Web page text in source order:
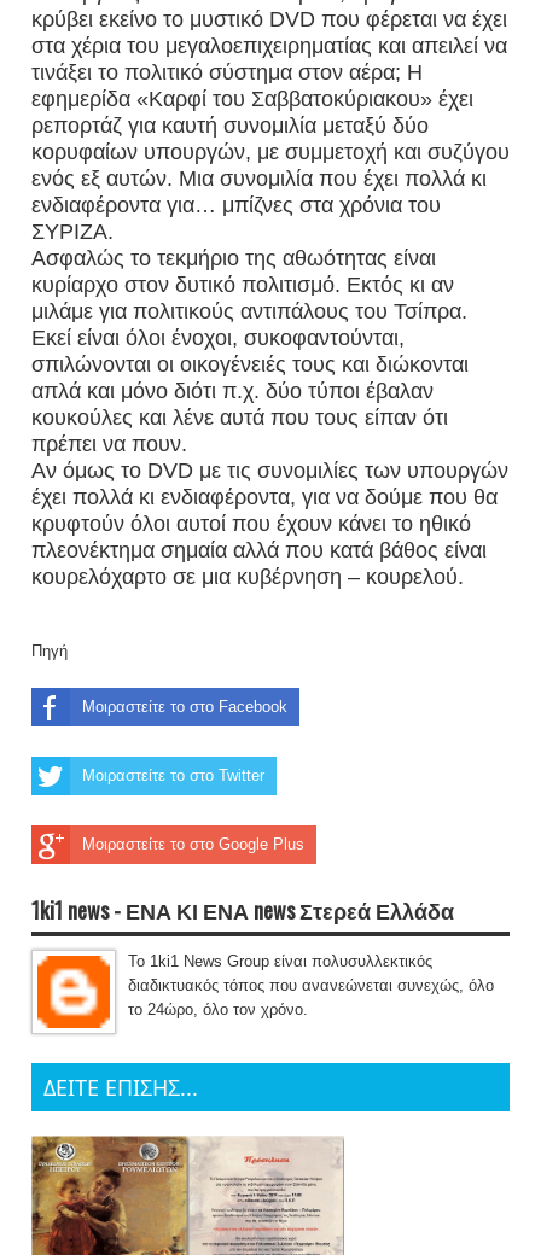
κρύβει εκείνο το μυστικό DVD που φέρεται να έχει
στα χέρια του μεγαλοεπιχειρηματίας και απειλεί να
τινάξει το πολιτικό σύστημα στον αέρα; Η
εφημερίδα «Καρφί του Σαββατοκύριακου» έχει
ρεπορτάζ για καυτή συνομιλία μεταξύ δύο
κορυφαίων υπουργών, με συμμετοχή και συζύγου
ενός εξ αυτών. Μια συνομιλία που έχει πολλά κι
ενδιαφέροντα για… μπίζνες στα χρόνια του
ΣΥΡΙΖΑ.
Ασφαλώς το τεκμήριο της αθωότητας είναι
κυρίαρχο στον δυτικό πολιτισμό. Εκτός κι αν
μιλάμε για πολιτικούς αντιπάλους του Τσίπρα.
Εκεί είναι όλοι ένοχοι, συκοφαντούνται,
σπιλώνονται οι οικογένειές τους και διώκονται
απλά και μόνο διότι π.χ. δύο τύποι έβαλαν
κουκούλες και λένε αυτά που τους είπαν ότι
πρέπει να πουν.
Αν όμως το DVD με τις συνομιλίες των υπουργών
έχει πολλά κι ενδιαφέροντα, για να δούμε που θα
κρυφτούν όλοι αυτοί που έχουν κάνει το ηθικό
πλεονέκτημα σημαία αλλά που κατά βάθος είναι
κουρελόχαρτο σε μια κυβέρνηση – κουρελού.
Πηγή
Μοιραστείτε το στο Facebook
Μοιραστείτε το στο Twitter
Μοιραστείτε το στο Google Plus
1ki1 news - ΕΝΑ ΚΙ ΕΝΑ news Στερεά Ελλάδα
Το 1ki1 News Group είναι πολυσυλλεκτικός
διαδικτυακός τόπος που ανανεώνεται συνεχώς, όλο
το 24ώρο, όλο τον χρόνο.
ΔΕΙΤΕ ΕΠΙΣΗΣ...